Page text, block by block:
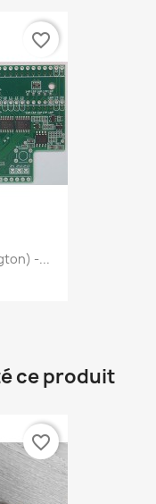
-...
favorite_border
ce produit
favorite_border